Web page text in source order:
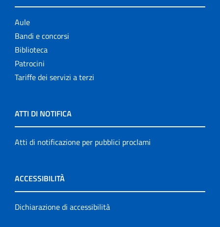
Aule
Bandi e concorsi
Biblioteca
Patrocini
Tariffe dei servizi a terzi
ATTI DI NOTIFICA
Atti di notificazione per pubblici proclami
ACCESSIBILITÀ
Dichiarazione di accessibilità